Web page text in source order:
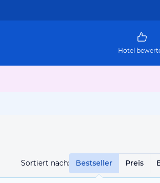
Hotel
Sortiert nach: Bestseller Preis